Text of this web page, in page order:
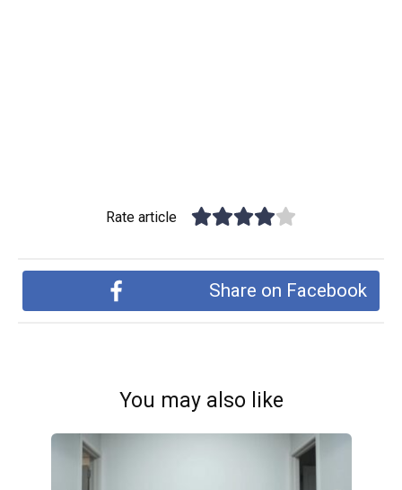
Rate article
Share on Facebook
You may also like